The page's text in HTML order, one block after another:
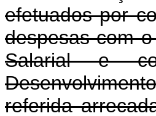
efetuados por
despesas com
Salarial e
referida